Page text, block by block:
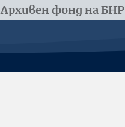
Архивен фонд на БНР